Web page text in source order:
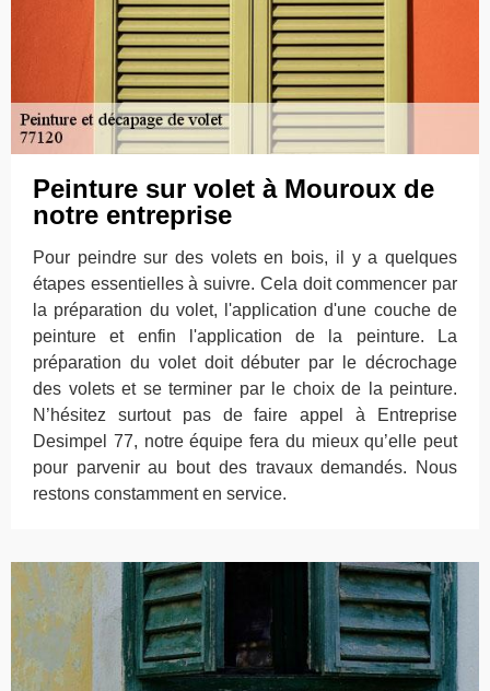
Peinture sur volet à Mouroux de
notre entreprise
Pour peindre sur des volets en bois, il y a quelques
étapes essentielles à suivre. Cela doit commencer par
la préparation du volet, l'application d'une couche de
peinture et enfin l'application de la peinture. La
préparation du volet doit débuter par le décrochage
des volets et se terminer par le choix de la peinture.
N’hésitez surtout pas de faire appel à Entreprise
Desimpel 77, notre équipe fera du mieux qu’elle peut
pour parvenir au bout des travaux demandés. Nous
restons constamment en service.